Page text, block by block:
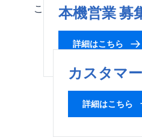
こうした活動やビジョ
本機営業 募
詳細はこちら
カスタマ
詳細はこちら